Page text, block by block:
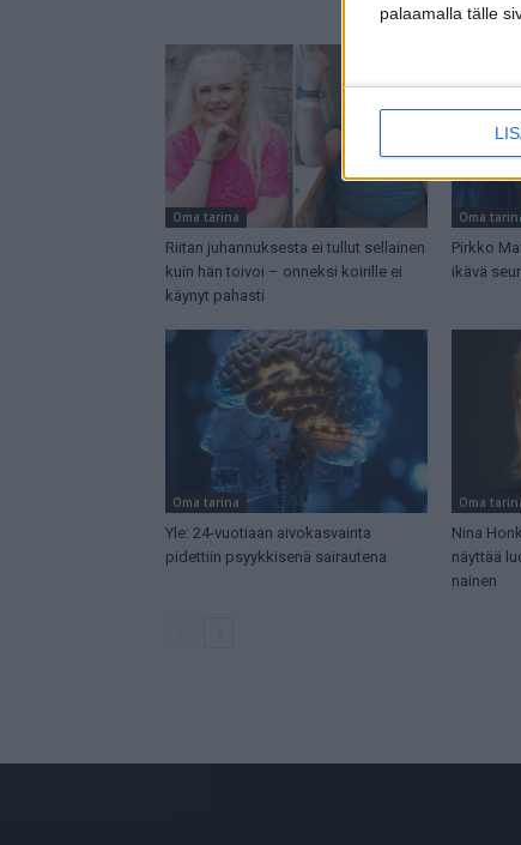
palaamalla tälle
Oma tarina
Riitan juhannuksesta ei tullut sellainen
kuin hän toivoi – onneksi koirille ei
käynyt pahasti
Oma
Pirkko
ikävä
Oma tarina
Yle: 24-vuotiaan aivokasvainta
pidettiin psyykkisenä sairautena
Oma
Nina
näyttää
nainen